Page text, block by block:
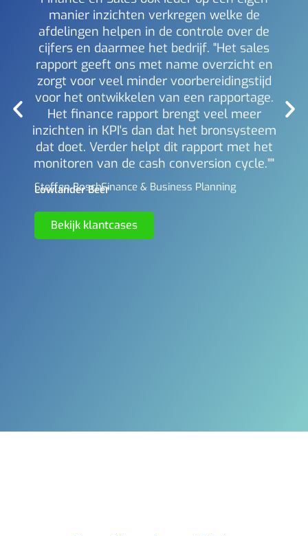
manier inzichten verkregen welke de
afdelingen helpen in de controle over de
cijfers en daarmee het bedrijf. "Het sales
rapport geeft ons met name overzicht en
zorgt voor veel minder voorbereidingstijd
voor het ontwikkelen van een rapportage.
Het finance rapport brengt veel meer
inzichten in KPI's dan dat het bronsysteem
dat doet. Verder helpt dit rapport met het
monitoren van de cash conversion cycle.""
Steffen Bosch -Finance & Business Planning
Lowlander Beer
Bekijk klantcases